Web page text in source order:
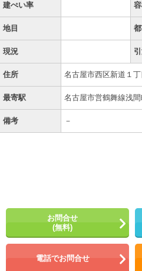
建ぺい率
地目
現況
住所 名古屋市西区新道１丁
最寄駅 名古屋市営鶴舞線浅
備考 －
お問合せ
(無料)
電話でお問合せ